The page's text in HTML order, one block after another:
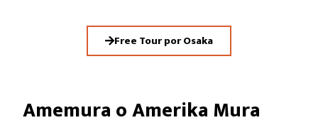
Free Tour por Osaka
Amemura o Amerika Mura